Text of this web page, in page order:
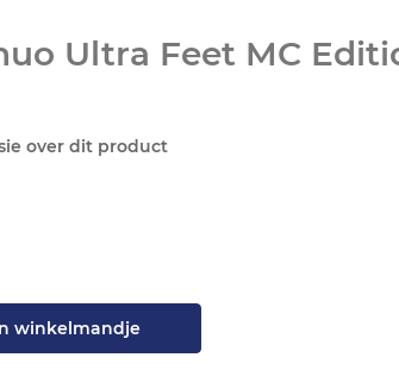
Ultra Feet MC
over dit product
winkelmandje